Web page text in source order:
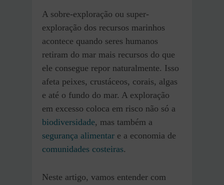
A sobre-exploração ou super-
exploração dos recursos marinhos
acontece quando seres humanos
retiram do mar mais recursos do que
ele consegue repor naturalmente. Isso
afeta peixes, crustáceos, corais, algas
e até o fundo do mar. A exploração
em excesso coloca em risco não só a
biodiversidade, mas também a
segurança alimentar e a economia de
comunidades costeiras.
Neste artigo, vamos entender com